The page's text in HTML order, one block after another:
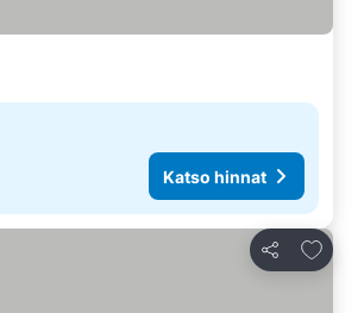
Katso hinnat
Jaa
Lisää